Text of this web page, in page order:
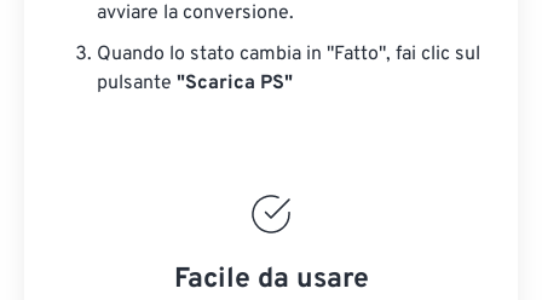
avviare la conversione.
Quando lo stato cambia in "Fatto", fai clic sul
pulsante "Scarica PS"
Facile da usare